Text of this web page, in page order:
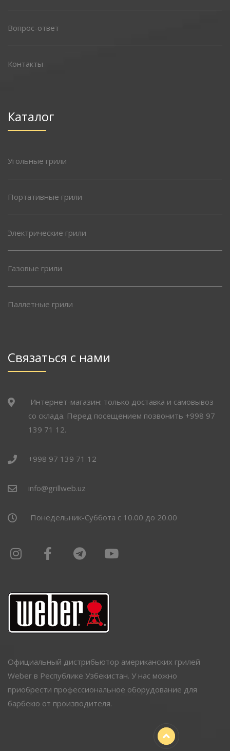
Вопрос-ответ
Контакты
Каталог
Угольные грили
Портативные грили
Электрические грили
Газовые грили
Паллетные грили
Связаться с нами
Интернет-магазин: только доставка и самовывоз
со склада. Перед посещением позвонить +998 97
139 71 12.
+998 97 139 71 12
info@grillweb.uz
Понедельник-Суббота с 10.00 до 20.00
Официальный дистрибьютор американских грилей
Weber в Республике Узбекистан. У нас можно
приобрести профессиональное оборудование для
барбекю от производителя.